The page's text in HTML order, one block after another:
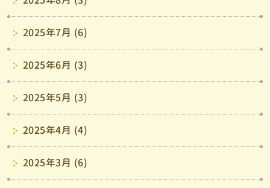
2025年7月 (6)
2025年6月 (3)
2025年5月 (3)
2025年4月 (4)
2025年3月 (6)